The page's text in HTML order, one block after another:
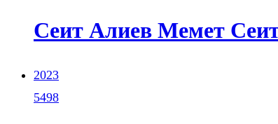
Сеит Алиев Мемет
2023
5498